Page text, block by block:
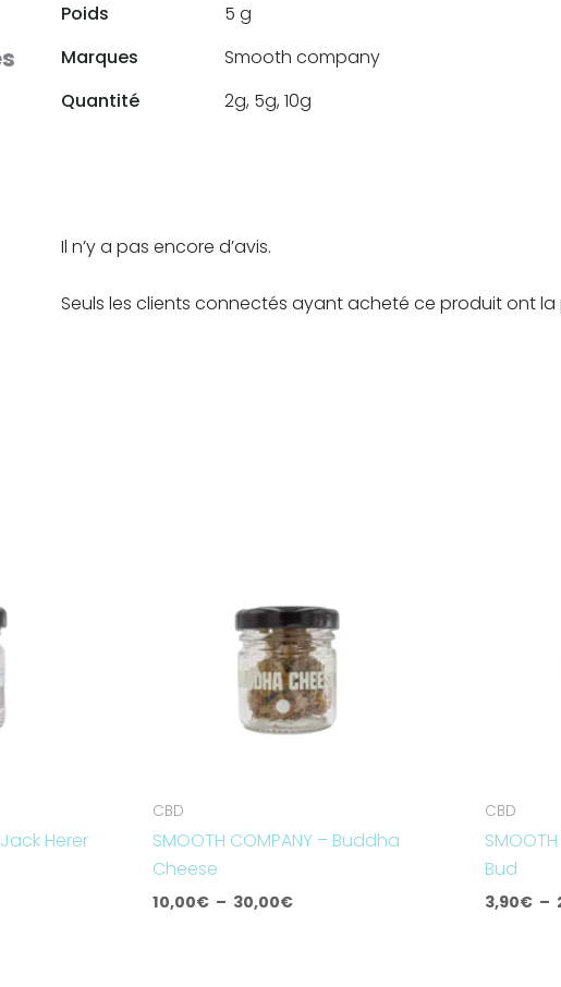
Poids
5 g
Marques
Smooth company
Quantité
2g, 5g, 10g
Il n’y a pas encore d’avis.
Seuls les clients connectés ayant acheté ce produit ont la
Herer
CBD
SMOOTH COMPANY – Buddha
Cheese
10,00€ – 30,00€
CBD
Bud
3,90€ –